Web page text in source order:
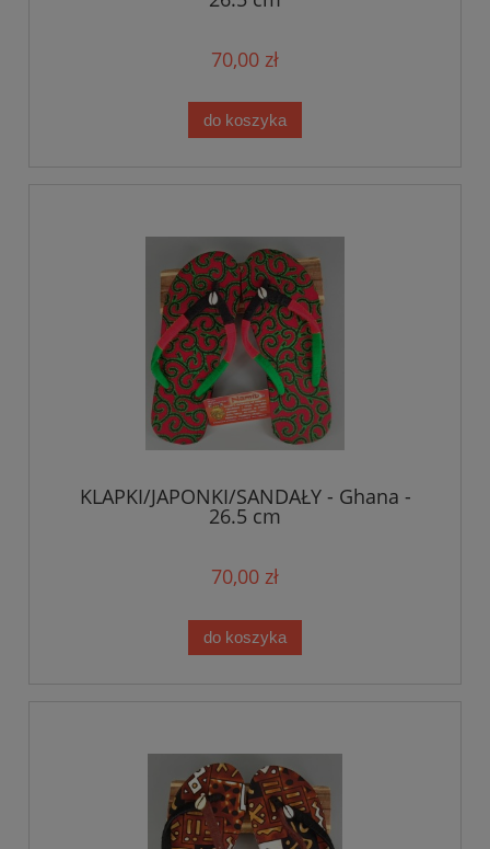
70,00 zł
do koszyka
KLAPKI/JAPONKI/SANDAŁY - Ghana -
26.5 cm
70,00 zł
do koszyka